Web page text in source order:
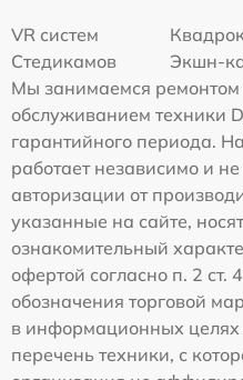
VR систем
Стедикамов
Экшн-
Мы занимаемся ремонтом
обслуживанием техники
гарантийного периода.
работает независимо и
авторизации от
указанные на сайте,
ознакомительный
офертой согласно п. 2
обозначения торговой
в информационных целях
перечень техники, с